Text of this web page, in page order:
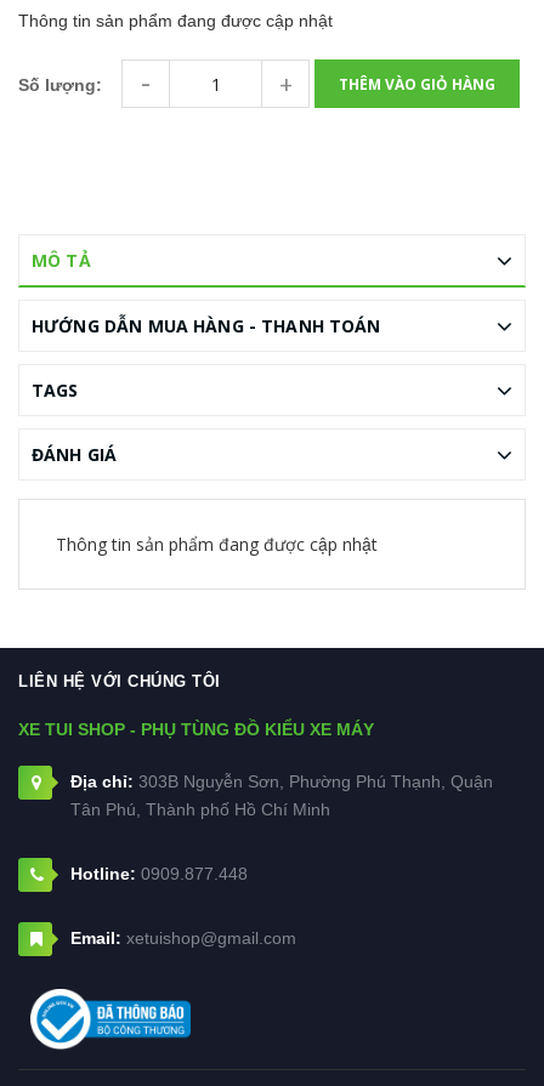
Thông tin sản phẩm đang được cập nhật
Số lượng: - + THÊM VÀO GIỎ HÀNG
MÔ TẢ
HƯỚNG DẪN MUA HÀNG - THANH TOÁN
TAGS
ĐÁNH GIÁ
Thông tin sản phẩm đang được cập nhật
LIÊN HỆ VỚI CHÚNG TÔI
XE TUI SHOP - PHỤ TÙNG ĐỒ KIỂU XE MÁY
Địa chỉ: 303B Nguyễn Sơn, Phường Phú Thạnh, Quận
Tân Phú, Thành phố Hồ Chí Minh
Hotline: 0909.877.448
Email: xetuishop@gmail.com